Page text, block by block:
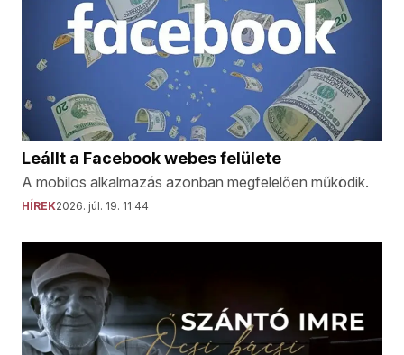
Leállt a Facebook webes felülete
A mobilos alkalmazás azonban megfelelően működik.
HÍREK2026. júl. 19. 11:44